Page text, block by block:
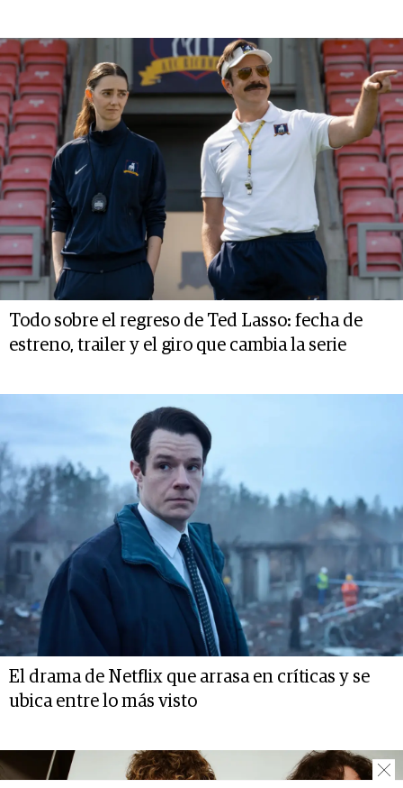
Todo sobre el regreso de Ted Lasso: fecha de
estreno, trailer y el giro que cambia la serie
El drama de Netflix que arrasa en críticas y se
ubica entre lo más visto